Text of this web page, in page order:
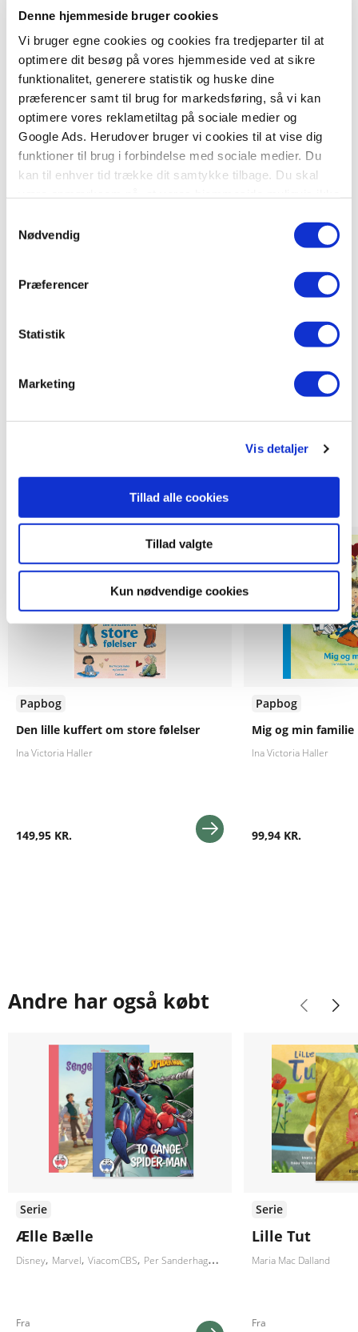
Denne hjemmeside bruger cookies
Vi bruger egne cookies og cookies fra tredjeparter til at
optimere dit besøg på vores hjemmeside ved at sikre
funktionalitet, generere statistik og huske dine
præferencer samt til brug for markedsføring, så vi kan
optimere vores reklametiltag på sociale medier og
Google Ads. Herudover bruger vi cookies til at vise dig
funktioner til brug i forbindelse med sociale medier. Du
kan til enhver tid trække dit samtykke tilbage. Du skal
tilbagetrækker et samtykke.
Nødvendig
Præferencer
Statistik
Marketing
Vis detaljer
Tillad alle cookies
Tillad valgte
Kun nødvendige cookies
Papbog
Den lille kuffert om store følelser
Ina Victoria Haller
149,95 KR.
Papbog
Mig og min familie
Ina Victoria Haller
99,94 KR.
Andre har også købt
Serie
Ælle Bælle
Disney Marvel ViacomCBS Per Sanderhage Carla og Vilhelm Hansen
Fra
Serie
Lille Tut
Maria Mac Dalland
Fra